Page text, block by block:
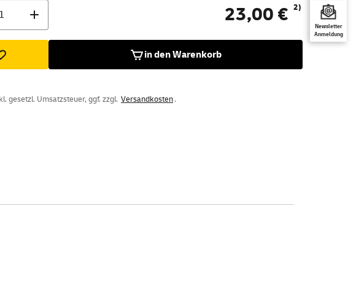
Newsletter
Anmeldung
23,00 € 2)
in den Warenkorb
gesetzl. Umsatzsteuer, ggf. zzgl. Versandkosten.